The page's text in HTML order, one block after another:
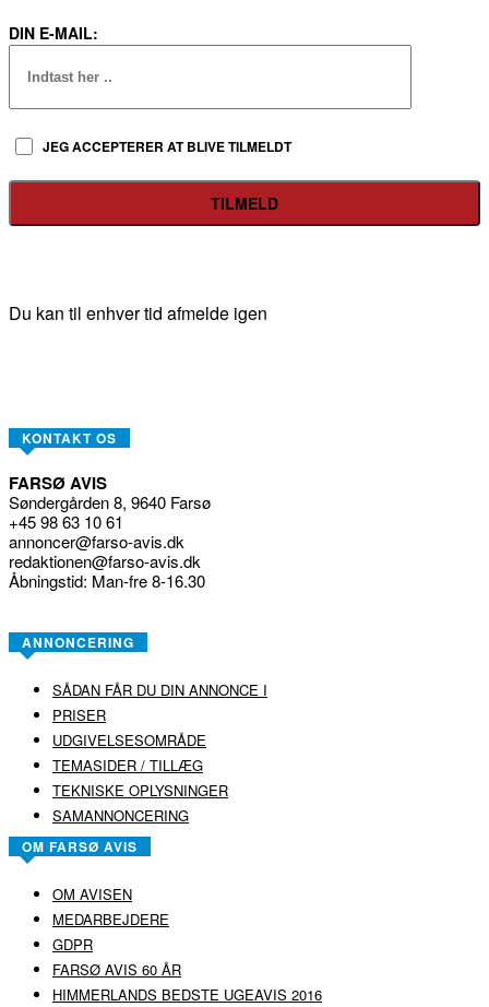
DIN E-MAIL:
JEG ACCEPTERER AT BLIVE TILMELDT
Du kan til enhver tid afmelde igen
KONTAKT OS
FARSØ AVIS
Søndergården 8, 9640 Farsø
+45 98 63 10 61
annoncer@farso-avis.dk
redaktionen@farso-avis.dk
Åbningstid: Man-fre 8-16.30
ANNONCERING
SÅDAN FÅR DU DIN ANNONCE I
PRISER
UDGIVELSESOMRÅDE
TEMASIDER / TILLÆG
TEKNISKE OPLYSNINGER
SAMANNONCERING
OM FARSØ AVIS
OM AVISEN
MEDARBEJDERE
GDPR
FARSØ AVIS 60 ÅR
HIMMERLANDS BEDSTE UGEAVIS 2016